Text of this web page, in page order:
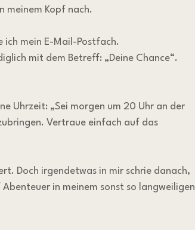
meinem Kopf nach.
ich mein E-Mail-Postfach.
mit dem Betreff: „Deine Chance“.
Uhrzeit: „Sei morgen um 20 Uhr an der
Vertraue einfach auf das
Doch irgendetwas in mir schrie danach,
in meinem sonst so langweiligen